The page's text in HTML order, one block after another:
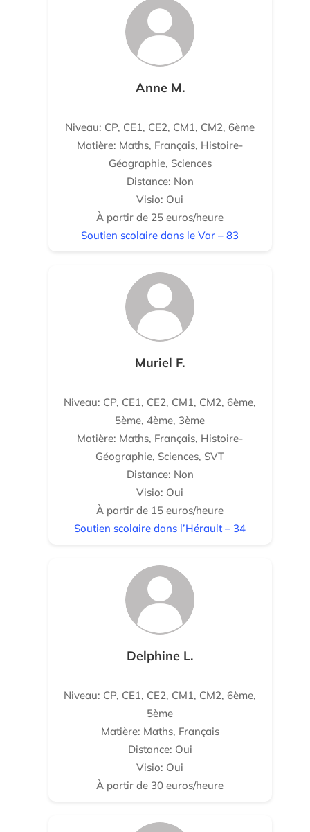
Anne M.
Niveau: CP, CE1, CE2, CM1, CM2, 6ème
Matière: Maths, Français, Histoire-
Géographie, Sciences
Distance: Non
Visio: Oui
À partir de 25 euros/heure
Soutien scolaire dans le Var – 83
Muriel F.
Niveau: CP, CE1, CE2, CM1, CM2, 6ème,
5ème, 4ème, 3ème
Matière: Maths, Français, Histoire-
Géographie, Sciences, SVT
Distance: Non
Visio: Oui
À partir de 15 euros/heure
Soutien scolaire dans l’Hérault – 34
Delphine L.
Niveau: CP, CE1, CE2, CM1, CM2, 6ème,
5ème
Matière: Maths, Français
Distance: Oui
Visio: Oui
À partir de 30 euros/heure